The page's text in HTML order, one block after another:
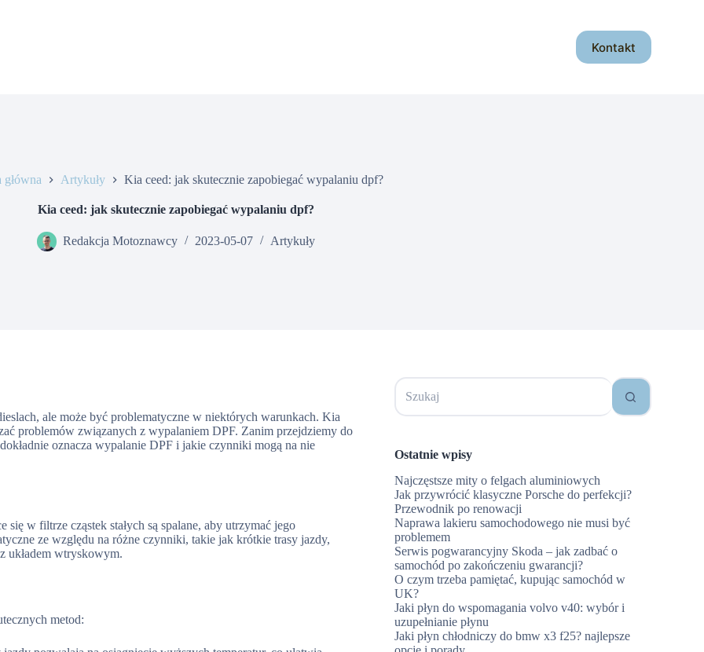
Kontakt
główna Artykuły Kia ceed: jak skutecznie zapobiegać wypalaniu dpf?
Kia ceed: jak skutecznie zapobiegać wypalaniu dpf?
Redakcja Motoznawcy 2023-05-07 Artykuły
ale może być problematyczne w niektórych warunkach. Kia
problemów związanych z wypalaniem DPF. Zanim przejdziemy do
oznacza wypalanie DPF i jakie czynniki mogą na nie
w filtrze cząstek stałych są spalane, aby utrzymać jego
ze względu na różne czynniki, takie jak krótkie trasy jazdy,
układem wtryskowym.
metod:
Brak
wyników
Ostatnie wpisy
Najczęstsze mity o felgach aluminiowych
Jak przywrócić klasyczne Porsche do perfekcji?
Przewodnik po renowacji
Naprawa lakieru samochodowego nie musi być
problemem
Serwis pogwarancyjny Skoda – jak zadbać o
samochód po zakończeniu gwarancji?
O czym trzeba pamiętać, kupując samochód w
UK?
Jaki płyn do wspomagania volvo v40: wybór i
uzupełnianie płynu
Jaki płyn chłodniczy do bmw x3 f25? najlepsze